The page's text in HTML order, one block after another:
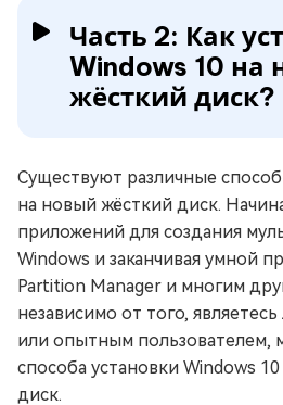
Часть 2: Как
Windows 10 на
жёсткий диск?
Существуют различные
на новый жёсткий диск.
приложений для создания
Windows и заканчивая умной
Partition Manager и многим
независимо от того,
или опытным пользователем,
способа установки Windows
диск.